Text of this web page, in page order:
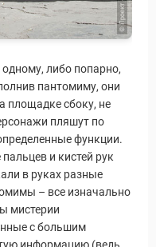
либо попарно,
пантомиму, они
площадке сбоку, не
пляшут по
функции.
и кистей рук
в руках разные
– все изначально
мистерии
с большим
информацию (ведь